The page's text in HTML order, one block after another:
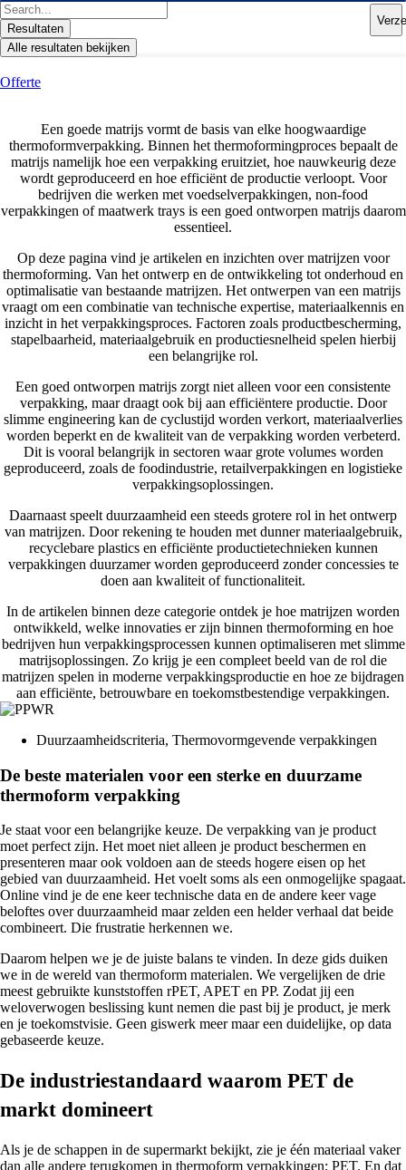
Ga
naar
de
inhoud
Search
...Resultaten
Alle resultaten bekijken
Offerte
Een goede matrijs vormt de basis van elke hoogwaardige
thermoformverpakking. Binnen het thermoformingproces bepaalt de
matrijs namelijk hoe een verpakking eruitziet, hoe nauwkeurig deze
wordt geproduceerd en hoe efficiënt de productie verloopt. Voor
bedrijven die werken met voedselverpakkingen, non-food
verpakkingen of maatwerk trays is een goed ontworpen matrijs daarom
essentieel.
Op deze pagina vind je artikelen en inzichten over matrijzen voor
thermoforming. Van het ontwerp en de ontwikkeling tot onderhoud en
optimalisatie van bestaande matrijzen. Het ontwerpen van een matrijs
vraagt om een combinatie van technische expertise, materiaalkennis en
inzicht in het verpakkingsproces. Factoren zoals productbescherming,
stapelbaarheid, materiaalgebruik en productiesnelheid spelen hierbij
een belangrijke rol.
Een goed ontworpen matrijs zorgt niet alleen voor een consistente
verpakking, maar draagt ook bij aan efficiëntere productie. Door
slimme engineering kan de cyclustijd worden verkort, materiaalverlies
worden beperkt en de kwaliteit van de verpakking worden verbeterd.
Dit is vooral belangrijk in sectoren waar grote volumes worden
geproduceerd, zoals de foodindustrie, retailverpakkingen en logistieke
verpakkingsoplossingen.
Daarnaast speelt duurzaamheid een steeds grotere rol in het ontwerp
van matrijzen. Door rekening te houden met dunner materiaalgebruik,
recyclebare plastics en efficiënte productietechnieken kunnen
verpakkingen duurzamer worden geproduceerd zonder concessies te
doen aan kwaliteit of functionaliteit.
In de artikelen binnen deze categorie ontdek je hoe matrijzen worden
ontwikkeld, welke innovaties er zijn binnen thermoforming en hoe
bedrijven hun verpakkingsprocessen kunnen optimaliseren met slimme
matrijsoplossingen. Zo krijg je een compleet beeld van de rol die
matrijzen spelen in moderne verpakkingsproductie en hoe ze bijdragen
aan efficiënte, betrouwbare en toekomstbestendige verpakkingen.
Duurzaamheidscriteria, Thermovormgevende verpakkingen
De beste materialen voor een sterke en duurzame
thermoform verpakking
Je staat voor een belangrijke keuze. De verpakking van je product
moet perfect zijn. Het moet niet alleen je product beschermen en
presenteren maar ook voldoen aan de steeds hogere eisen op het
gebied van duurzaamheid. Het voelt soms als een onmogelijke spagaat.
Online vind je de ene keer technische data en de andere keer vage
beloftes over duurzaamheid maar zelden een helder verhaal dat beide
combineert. Die frustratie herkennen we.
Daarom helpen we je de juiste balans te vinden. In deze gids duiken
we in de wereld van thermoform materialen. We vergelijken de drie
meest gebruikte kunststoffen rPET, APET en PP. Zodat jij een
weloverwogen beslissing kunt nemen die past bij je product, je merk
en je toekomstvisie. Geen giswerk meer maar een duidelijke, op data
gebaseerde keuze.
De industriestandaard waarom PET de
markt domineert
Als je de schappen in de supermarkt bekijkt, zie je één materiaal vaker
dan alle andere terugkomen in thermoform verpakkingen: PET. En dat